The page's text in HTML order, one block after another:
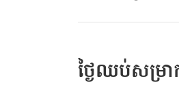
ថ្ងៃឈប់សម្រា